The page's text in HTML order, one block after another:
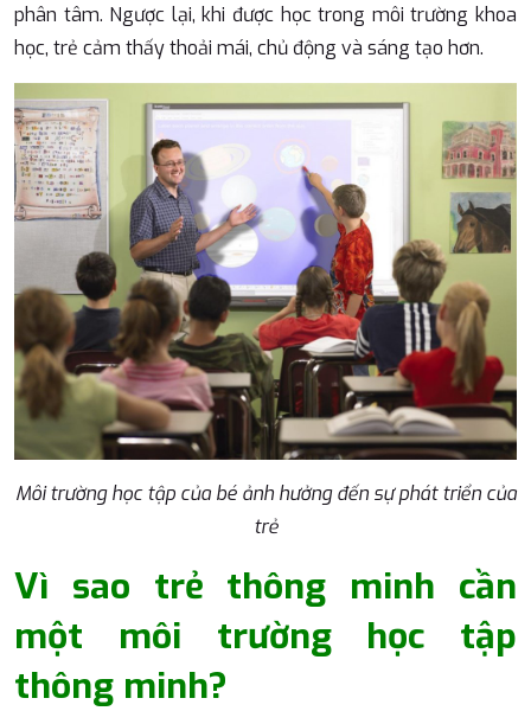
phân tâm. Ngược lại, khi được học trong môi trường khoa
học, trẻ cảm thấy thoải mái, chủ động và sáng tạo hơn.
Môi trường học tập của bé ảnh hưởng đến sự phát triển của
trẻ
Vì sao trẻ thông minh cần
một môi trường học tập
thông minh?